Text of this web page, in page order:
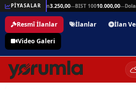
PİYASALAR
64,25▲Gram Altın 3.250,00—BIST 10010.000,00—Dolar
Resmî İlanlar İlanlar İlan
Video Galeri